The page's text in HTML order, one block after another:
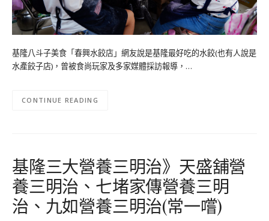
基隆八斗子美食「春興水餃店」網友說是基隆最好吃的水餃(也有人說是
水產餃子店)，曾被食尚玩家及多家媒體採訪報導，…
CONTINUE READING
基隆三大營養三明治》天盛舖營
養三明治、七堵家傳營養三明
治、九如營養三明治(常一嚐)